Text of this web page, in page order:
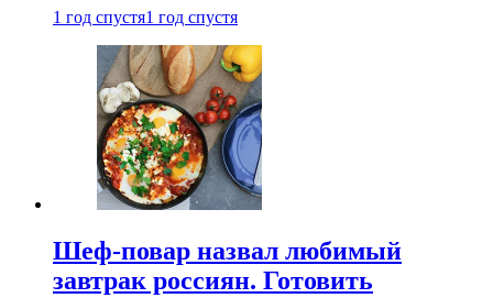
1 год спустя1 год спустя
Шеф-повар назвал любимый
завтрак россиян. Готовить